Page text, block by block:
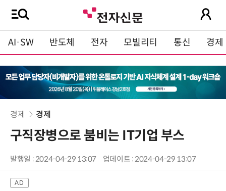
AI·SW 반도체 전자 모빌리티 통신 경제
경제 경제
구직장병으로 붐비는 IT기업 부스
발행일 : 2024-04-29 13:07 업데이트 : 2024-04-29 13:07